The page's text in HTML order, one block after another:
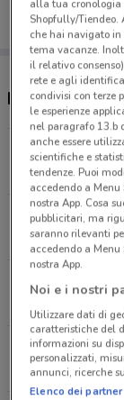
Negozi
Viale
3.6 km
Via C
3.7 km
Via
Via
14.2 km
alla tua cronologia
Shopfully/Tiendeo.
che hai navigato
tema vacanze.
il relativo
rete e agli
condivisi con terze
le esperienze
nel paragrafo 13.b
anche essere
scientifiche e
tendenze. Puoi
accedendo a
nostra App. Cosa
pubblicitari, ma
saranno rilevanti
accedendo a
nostra App.
Noi e i nostri
Utilizzare dati di
caratteristiche del
informazioni su
personalizzati,
annunci, ricerche
Elenco dei partner